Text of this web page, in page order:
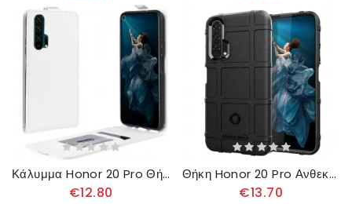
Κάλυμμα Honor 20 Pro Θήκη Flip Αναδιπλούμενο Ρετρό
€12.80
Θήκη Honor 20 Pro Ανθεκτική Ασπίδα
€13.70